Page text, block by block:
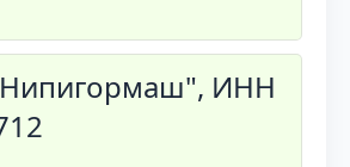
ИНН